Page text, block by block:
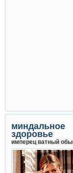
миндальное
здоровье
имперец ватный